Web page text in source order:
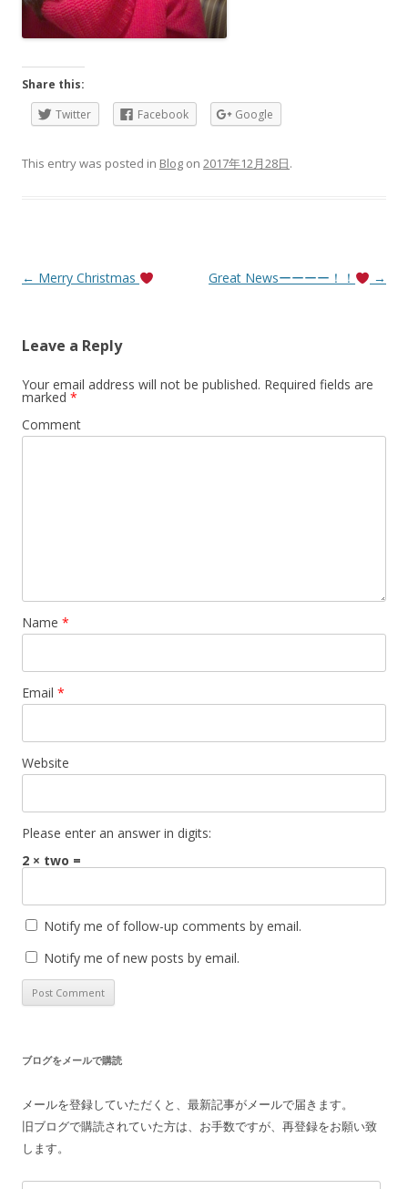
Share this:
Twitter
Facebook Google
This entry was posted in Blog on 2017年12月28日.
Post
← Merry Christmas Great Newsーーーー！！ →
Leave a Reply
Your email address will not be published. Required fields are
marked *
Comment
Name *
Email *
Website
Please enter an answer in digits:
2 × two =
Notify me of follow-up comments by email.
Notify me of new posts by email.
ブログをメールで購読
メールを登録していただくと、最新記事がメールで届きます。
旧ブログで購読されていた方は、お手数ですが、再登録をお願い致
します。